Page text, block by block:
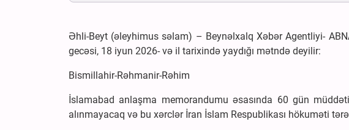
Əhli-Beyt (əleyhimus səlam) – Beynəlxalq Xəbər Agentliyi-
gecəsi, 18 iyun 2026- və il tarixində yaydığı mətndə deyilir:
Bismillahir-Rəhmanir-Rəhim
İslamabad anlaşma memorandumu əsasında 60 gün
alınmayacaq və bu xərclər İran İslam Respublikası hökuməti